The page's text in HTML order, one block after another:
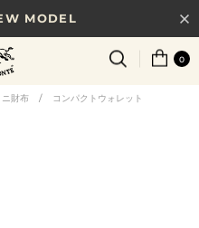
MODEL
円以上で送料無料
、新しいギフトガイド
0
ニ財布 / コンパクトウォレット